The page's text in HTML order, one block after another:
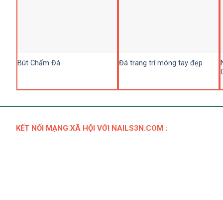
Bút Chấm Đá Đá trang trí móng tay đẹp
KẾT NỐI MẠNG XÃ HỘI VỚI NAILS3N.COM :